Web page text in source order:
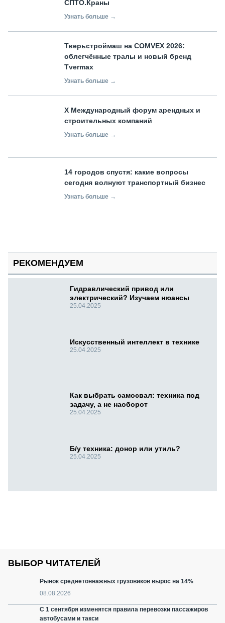
СПТО.Краны
Узнать больше →
Тверьстроймаш на COMVEX 2026:
облегчённые тралы и новый бренд
Tvermax
Узнать больше →
X Международный форум арендных и
строительных компаний
Узнать больше →
14 городов спустя: какие вопросы
сегодня волнуют транспортный бизнес
Узнать больше →
РЕКОМЕНДУЕМ
Гидравлический привод или
электрический? Изучаем нюансы
25.04.2025
Искусственный интеллект в технике
25.04.2025
Как выбрать самосвал: техника под
задачу, а не наоборот
25.04.2025
Б/у техника: донор или утиль?
25.04.2025
ВЫБОР ЧИТАТЕЛЕЙ
Рынок среднетоннажных грузовиков вырос на 14%
08.08.2026
С 1 сентября изменятся правила перевозки пассажиров
автобусами и такси